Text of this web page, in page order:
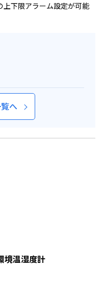
下限アラーム設定が可能
へ
境温湿度計